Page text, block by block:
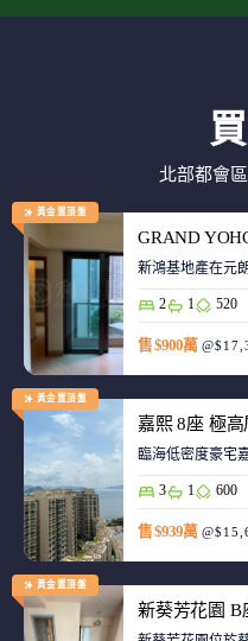
北部都會
黃金置頂盤
GRAND
2 1 520
售 $900萬
黃金置頂盤
嘉熙 8座 極高
臨海低密度豪宅
3 1 600
售 $939萬
黃金置頂盤
新葵芳花園 B